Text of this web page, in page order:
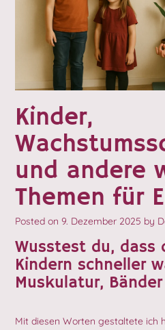
Kinder,
und andere
Themen für
Posted on 9. Dezember 2025 by
Wusstest du, dass
Kindern schneller
Muskulatur,
Mit diesen Worten gestaltete ich